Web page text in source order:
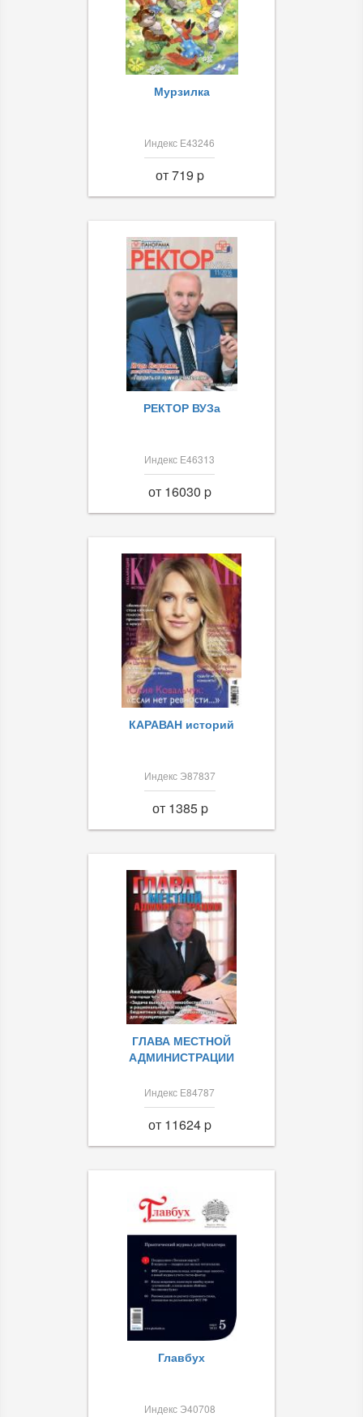
Мурзилка
Индекс Е43246
от 719 p
РЕКТОР ВУЗа
Индекс Е46313
от 16030 p
КАРАВАН историй
Индекс Э87837
от 1385 p
ГЛАВА МЕСТНОЙ
АДМИНИСТРАЦИИ
Индекс Е84787
от 11624 p
Главбух
Индекс Э40708